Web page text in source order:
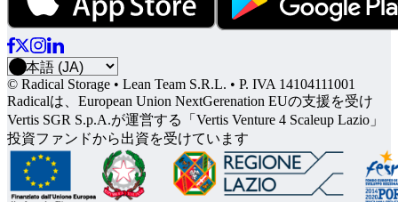
© Radical Storage • Lean Team S.R.L. • P. IVA 14104111001
Radicalは、European Union NextGerenation EUの支援を受け
Vertis SGR S.p.A.が運営する「Vertis Venture 4 Scaleup Lazio」
投資ファンドから出資を受けています